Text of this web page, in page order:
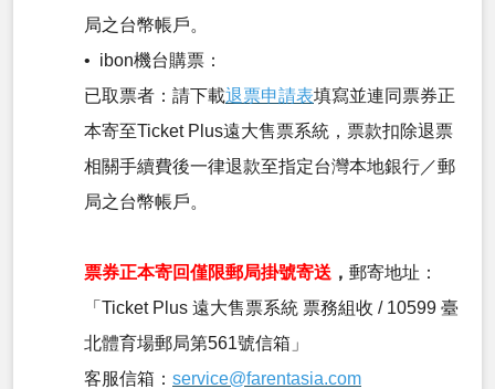
局之台幣帳戶。
• ibon機台購票：
已取票者：請下載退票申請表填寫並連同票券正
本寄至Ticket Plus遠大售票系統，票款扣除退票
相關手續費後一律退款至指定台灣本地銀行／郵
局之台幣帳戶。
票券正本寄回僅限郵局掛號寄送 ， 郵寄地址：
「Ticket Plus 遠大售票系統 票務組收 / 10599 臺
北體育場郵局第561號信箱」
客服信箱： service@farentasia.com